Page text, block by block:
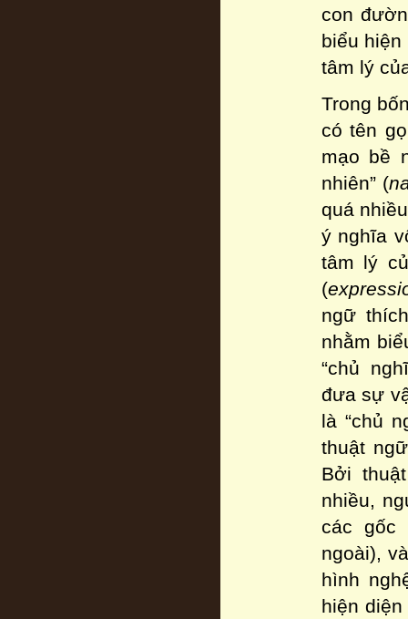
con
biểu
tâm lý
Trong
có tên
mạo bề
nhiên” (
quá
ý nghĩa
tâm lý
(
ngữ
nhằm
“chủ
đưa sự
là “chủ
thuật
Bởi
nhiều,
các
ngoài),
hình
hiện